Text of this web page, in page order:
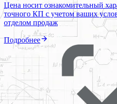
Цена носит ознакомительный
точного КП с учетом ваших
отделом продаж
Подробнее